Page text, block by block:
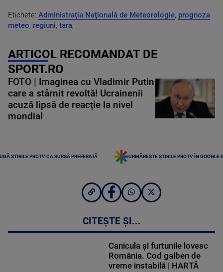
Etichete: Administraţia Naţională de Meteorologie, prognoza
meteo, regiuni, tara,
ARTICOL RECOMANDAT DE
SPORT.RO
FOTO | Imaginea cu Vladimir Putin
care a stârnit revoltă! Ucrainenii
acuză lipsă de reacție la nivel
mondial
ȘTIRILE PROTV CA SURSĂ PREFERATĂ URMĂREȘTE ȘTIRILE PROTV ÎN GOOGLE
CITEȘTE ȘI...
Canicula și furtunile lovesc
România. Cod galben de
vreme instabilă | HARTĂ